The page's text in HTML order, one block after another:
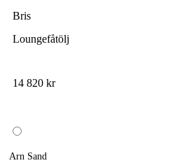
Bris
Loungefåtölj
14 820 kr
Arn Sand